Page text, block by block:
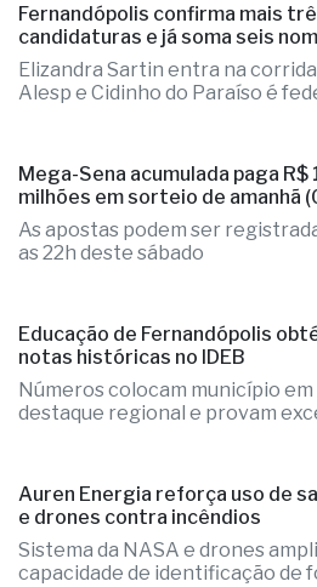
Fernandópolis confirma mais
candidaturas e já soma seis
Elizandra Sartin entra na
Alesp e Cidinho do Paraíso é
Mega-Sena acumulada paga R$
milhões em sorteio de amanhã
As apostas podem ser
as 22h deste sábado
Educação de Fernandópolis
notas históricas no IDEB
Números colocam município em
destaque regional e provam
Auren Energia reforça uso de
e drones contra incêndios
Sistema da NASA e drones
capacidade de identificação de